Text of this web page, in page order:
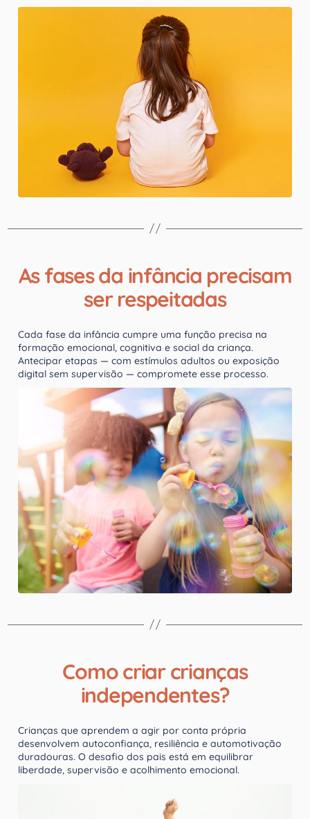
As fases da infância precisam
ser respeitadas
Cada fase da infância cumpre uma função precisa na
formação emocional, cognitiva e social da criança.
Antecipar etapas — com estímulos adultos ou exposição
digital sem supervisão — compromete esse processo.
Como criar crianças
independentes?
Crianças que aprendem a agir por conta própria
desenvolvem autoconfiança, resiliência e automotivação
duradouras. O desafio dos pais está em equilibrar
liberdade, supervisão e acolhimento emocional.